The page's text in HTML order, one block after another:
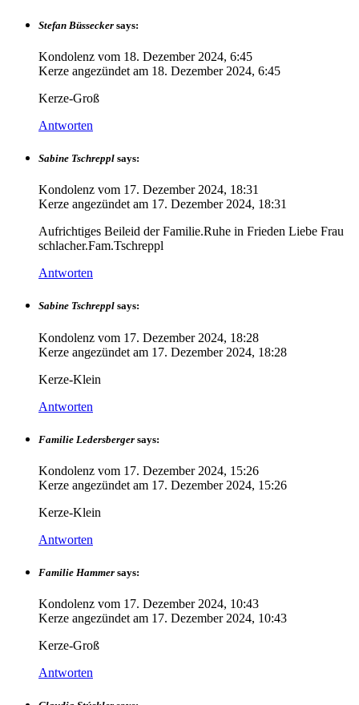
Stefan Büssecker says:
Kondolenz vom 18. Dezember 2024, 6:45
Kerze angezündet am 18. Dezember 2024, 6:45
Kerze-Groß
Antworten
Sabine Tschreppl says:
Kondolenz vom 17. Dezember 2024, 18:31
Kerze angezündet am 17. Dezember 2024, 18:31
Aufrichtiges Beileid der Familie.Ruhe in Frieden Liebe Frau
schlacher.Fam.Tschreppl
Antworten
Sabine Tschreppl says:
Kondolenz vom 17. Dezember 2024, 18:28
Kerze angezündet am 17. Dezember 2024, 18:28
Kerze-Klein
Antworten
Familie Ledersberger says:
Kondolenz vom 17. Dezember 2024, 15:26
Kerze angezündet am 17. Dezember 2024, 15:26
Kerze-Klein
Antworten
Familie Hammer says:
Kondolenz vom 17. Dezember 2024, 10:43
Kerze angezündet am 17. Dezember 2024, 10:43
Kerze-Groß
Antworten